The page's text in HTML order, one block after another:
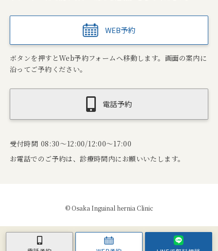
電話予約
受付時間 08:30～12:00/12:00～17:00
お電話でのご予約は、診療時間内にお願いいたします。
WEB予約
ボタンを押すとWeb予約フォームへ移動します。画面の案内に
沿ってご予約ください。
© Osaka Inguinal hernia Clinic